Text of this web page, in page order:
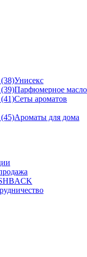
Унисекс
Парфюмерное масло
Сеты ароматов
Ароматы для дома